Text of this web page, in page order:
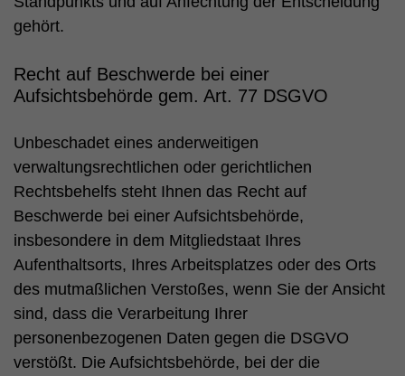
gehört.
Recht auf Beschwerde bei einer
Aufsichtsbehörde gem. Art. 77 DSGVO
Unbeschadet eines anderweitigen
verwaltungsrechtlichen oder gerichtlichen
Rechtsbehelfs steht Ihnen das Recht auf
Beschwerde bei einer Aufsichtsbehörde,
insbesondere in dem Mitgliedstaat Ihres
Aufenthaltsorts, Ihres Arbeitsplatzes oder des Orts
des mutmaßlichen Verstoßes, wenn Sie der Ansicht
sind, dass die Verarbeitung Ihrer
personenbezogenen Daten gegen die DSGVO
verstößt. Die Aufsichtsbehörde, bei der die